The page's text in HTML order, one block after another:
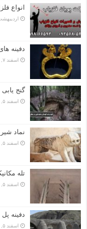
انواع
اردیبهشت ۲۱,
دفینه
اسفند ۷, ۱۴۰۴
گنج
اسفند ۵, ۱۴۰۴
نماد
اسفند ۵, ۱۴۰۴
تله
اسفند ۵, ۱۴۰۴
دفینه
اسفند ۵, ۱۴۰۴